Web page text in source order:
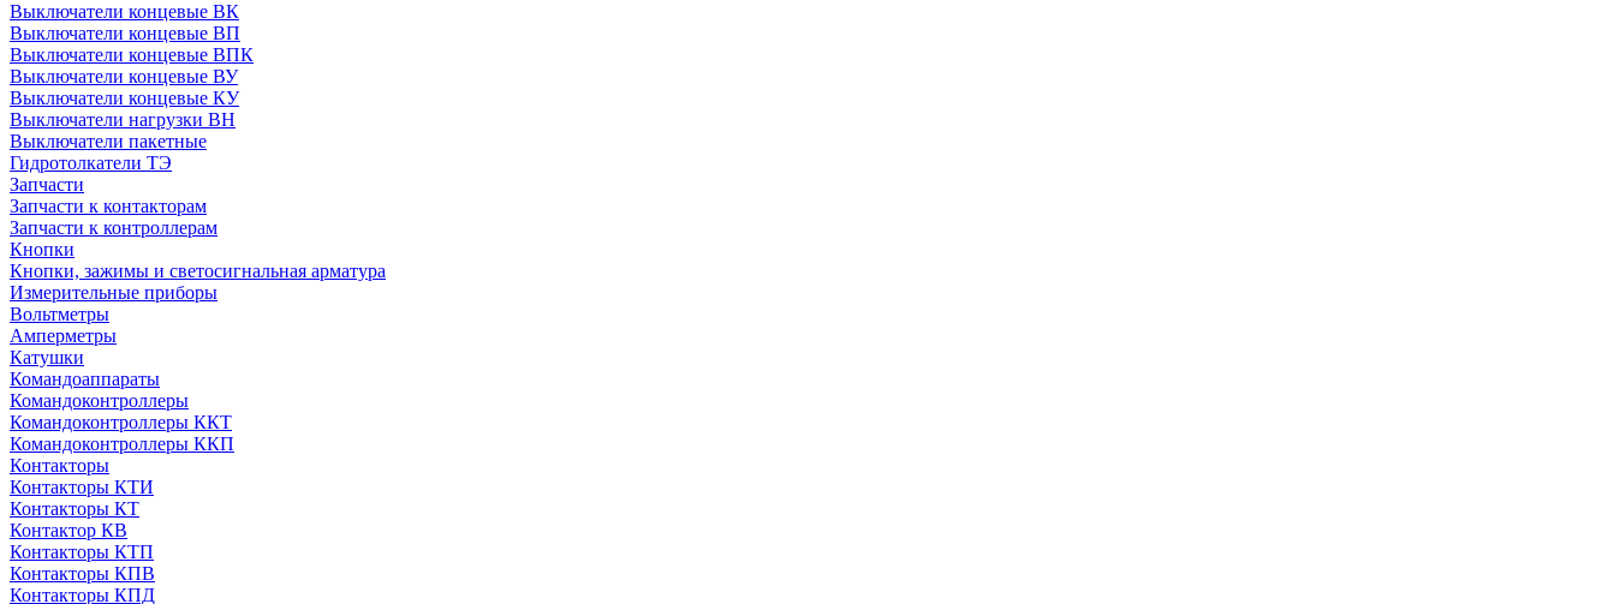
Выключатели концевые ВК
Выключатели концевые ВП
Выключатели концевые ВПК
Выключатели концевые ВУ
Выключатели концевые КУ
Выключатели нагрузки ВН
Выключатели пакетные
Гидротолкатели ТЭ
Запчасти
Запчасти к контакторам
Запчасти к контроллерам
Кнопки
Кнопки, зажимы и светосигнальная арматура
Измерительные приборы
Вольтметры
Амперметры
Катушки
Командоаппараты
Командоконтроллеры
Командоконтроллеры ККТ
Командоконтроллеры ККП
Контакторы
Контакторы КТИ
Контакторы КТ
Контактор КВ
Контакторы КТП
Контакторы КПВ
Контакторы КПД